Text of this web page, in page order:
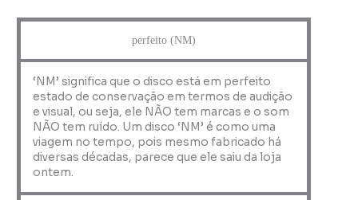
perfeito (NM)
‘NM’ significa que o disco está em perfeito
estado de conservação em termos de audição
e visual, ou seja, ele NÃO tem marcas e o som
NÃO tem ruído. Um disco ‘NM’ é como uma
viagem no tempo, pois mesmo fabricado há
diversas décadas, parece que ele saiu da loja
ontem.